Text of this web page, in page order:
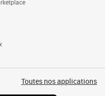
Toutes nos applications